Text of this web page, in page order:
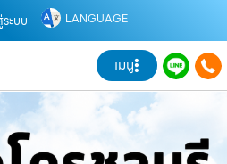
ระบบ LANGUAGE
เมนู